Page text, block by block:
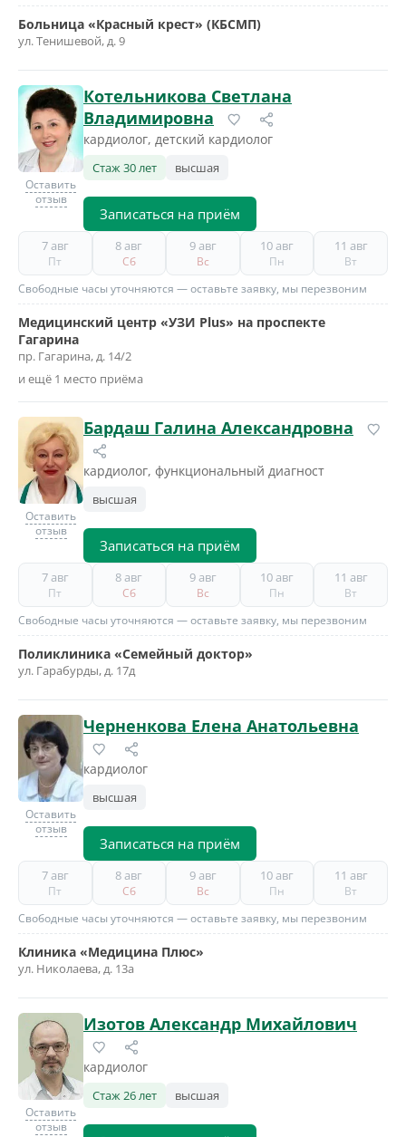
Больница «Красный крест» (КБСМП)
ул. Тенишевой, д. 9
Оставить
отзыв
Котельникова Светлана
Владимировна
кардиолог, детский кардиолог
Стаж 30 лет высшая
Записаться на приём
7 авг
Пт
8 авг
Сб
9 авг
Вс
10 авг
Пн
11 авг
Вт
Свободные часы уточняются — оставьте заявку, мы перезвоним
Медицинский центр «УЗИ Plus» на проспекте
Гагарина
пр. Гагарина, д. 14/2
и ещё 1 место приёма
Оставить
отзыв
Бардаш Галина Александровна
кардиолог, функциональный диагност
высшая
Записаться на приём
7 авг
Пт
8 авг
Сб
9 авг
Вс
10 авг
Пн
11 авг
Вт
Свободные часы уточняются — оставьте заявку, мы перезвоним
Поликлиника «Семейный доктор»
ул. Гарабурды, д. 17д
Оставить
отзыв
Черненкова Елена Анатольевна
кардиолог
высшая
Записаться на приём
7 авг
Пт
8 авг
Сб
9 авг
Вс
10 авг
Пн
11 авг
Вт
Свободные часы уточняются — оставьте заявку, мы перезвоним
Клиника «Медицина Плюс»
ул. Николаева, д. 13а
Оставить
отзыв
Изотов Александр Михайлович
кардиолог
Стаж 26 лет высшая